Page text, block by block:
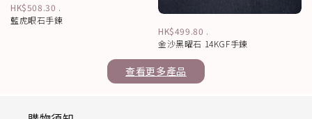
HK$508.30 .
藍虎眼石手鍊
HK$499.80 .
金沙黑曜石 14KGF手鍊
查看更多產品